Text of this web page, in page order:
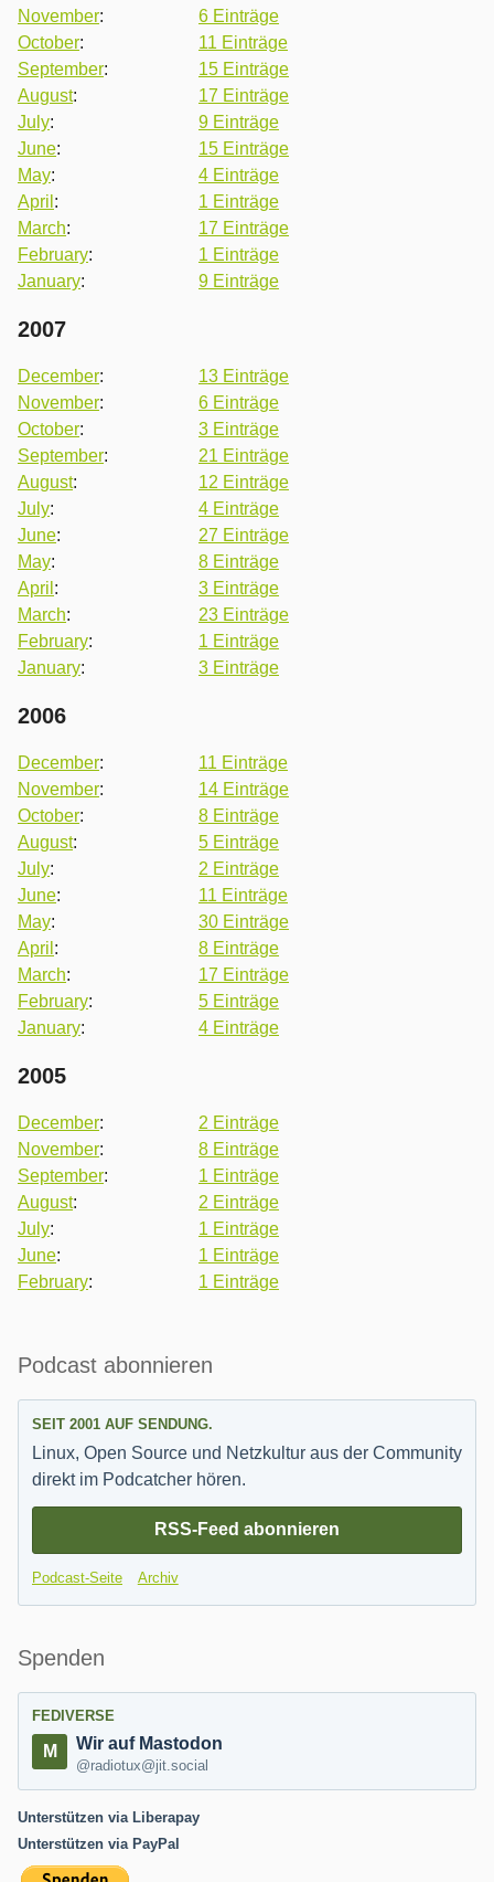
November:
6 Einträge
October:
11 Einträge
September:
15 Einträge
August:
17 Einträge
July:
9 Einträge
June:
15 Einträge
May:
4 Einträge
April :
1 Einträge
March:
17 Einträge
February:
1 Einträge
January: 9 Einträge
2007
December:
13 Einträge
November:
6 Einträge
October:
3 Einträge
September:
21 Einträge
August:
12 Einträge
July:
4 Einträge
June:
27 Einträge
May:
8 Einträge
April :
3 Einträge
March:
23 Einträge
February:
1 Einträge
January: 3 Einträge
2006
December:
11 Einträge
November:
14 Einträge
October:
8 Einträge
August:
5 Einträge
July:
2 Einträge
June:
11 Einträge
May:
30 Einträge
April :
8 Einträge
March:
17 Einträge
February:
5 Einträge
January: 4 Einträge
2005
December:
2 Einträge
November:
8 Einträge
September:
1 Einträge
August:
2 Einträge
July:
1 Einträge
June:
1 Einträge
February: 1 Einträge
Seitenleiste
Podcast abonnieren
SEIT 2001 AUF SENDUNG.
Linux, Open Source und Netzkultur aus der Community
direkt im Podcatcher hören.
RSS-Feed abonnieren
Podcast-Seite Archiv
Spenden
FEDIVERSE
Wir auf Mastodon
@radiotux@jit.social
Unterstützen via Liberapay
Unterstützen via PayPal